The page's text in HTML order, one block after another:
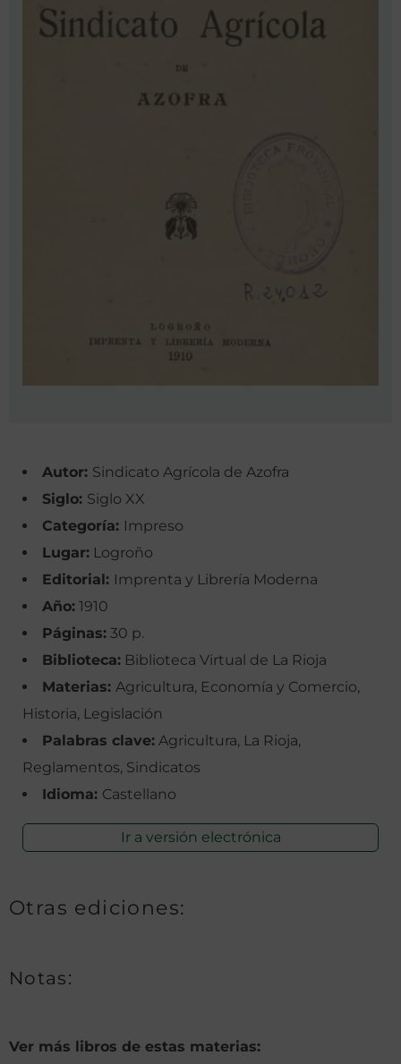
Autor: Sindicato Agrícola de Azofra
Siglo: Siglo XX
Categoría: Impreso
Lugar: Logroño
Editorial: Imprenta y Librería Moderna
Año: 1910
Páginas: 30 p.
Biblioteca: Biblioteca Virtual de La Rioja
Materias: Agricultura, Economía y Comercio,
Historia, Legislación
Palabras clave: Agricultura, La Rioja,
Reglamentos, Sindicatos
Idioma: Castellano
Ir a versión electrónica
Otras ediciones:
Notas:
Ver más libros de estas materias: